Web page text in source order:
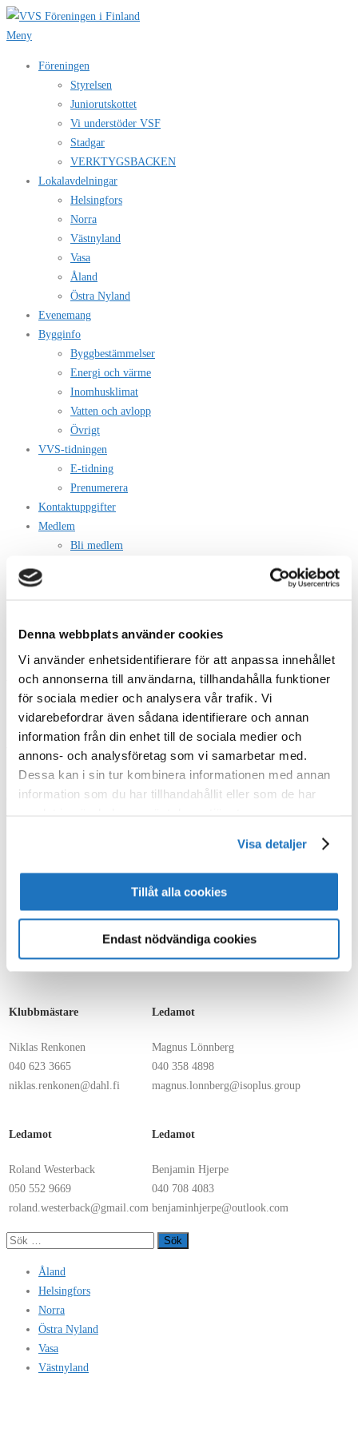
Denna webbplats använder cookies
Vi använder enhetsidentifierare för att anpassa innehållet
och annonserna till användarna, tillhandahålla funktioner
för sociala medier och analysera vår trafik. Vi
vidarebefordrar även sådana identifierare och annan
information från din enhet till de sociala medier och
annons- och analysföretag som vi samarbetar med.
Dessa kan i sin tur kombinera informationen med annan
information som du har tillhandahållit eller som de har
Visa detaljer
Tillåt alla cookies
Endast nödvändiga cookies
Hoppa
till
Meny
Föreningen
Styrelsen
Juniorutskottet
Vi understöder VSF
Stadgar
VERKTYGSBACKEN
Lokalavdelningar
Helsingfors
Norra
Västnyland
Vasa
Åland
Östra Nyland
Evenemang
Bygginfo
Byggbestämmelser
Energi och värme
Inomhusklimat
Vatten och avlopp
Övrigt
VVS-tidningen
E-tidning
Prenumerera
Kontaktuppgifter
Medlem
Bli medlem
Vasa
Vasa lokalavdelning (VA)
Grundad 1962
Stefan Nygård
stefan.nygard@ovph.fi
Vice ordf. /Sekr./Kassör
Mikael Enkvist
040 510 3544
mikael.enkvist@onninen.com
Klubbmästare
Niklas Renkonen
040 623 3665
niklas.renkonen@dahl.fi
Ledamot
Magnus Lönnberg
040 358 4898
magnus.lonnberg@isoplus.group
Ledamot
Roland Westerback
050 552 9669
roland.westerback@gmail.com
Ledamot
Benjamin Hjerpe
040 708 4083
benjaminhjerpe@outlook.com
Sök
Åland
Helsingfors
Norra
Östra Nyland
Vasa
Västnyland